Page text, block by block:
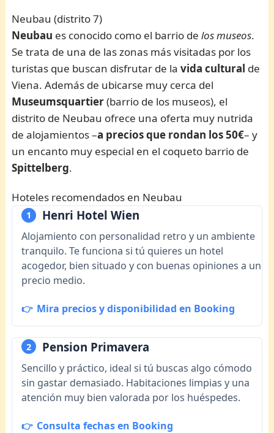
Neubau (distrito 7)
Neubau es conocido como el barrio de los museos.
Se trata de una de las zonas más visitadas por los
turistas que buscan disfrutar de lavida cultural de
Viena. Además de ubicarse muy cerca del
Museumsquartier(barrio de los museos), el
distrito de Neubau ofrece una oferta muy nutrida
de alojamientos –a precios que rondan los 50€– y
un encanto muy especial en el coqueto barrio de
Spittelberg.
Hoteles recomendados en Neubau
1 Henri Hotel Wien
Alojamiento con personalidad retro y un ambiente
tranquilo. Te funciona si tú quieres un hotel
acogedor, bien situado y con buenas opiniones a un
precio medio.
Mira precios y disponibilidad en Booking
2 Pension Primavera
Sencillo y práctico, ideal si tú buscas algo cómodo
sin gastar demasiado. Habitaciones limpias y una
atención muy bien valorada por los huéspedes.
Consulta fechas en Booking